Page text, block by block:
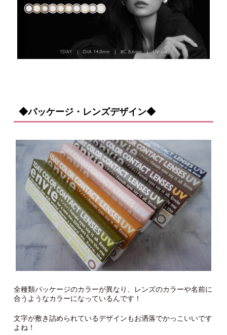
◆パッケージ・レンズデザイン◆
全種類パッケージのカラーが異なり、レンズのカラーや名前に
合うようなカラーになっているんです！
文字が敷き詰められているデザインもお洒落でかっこいいです
よね！